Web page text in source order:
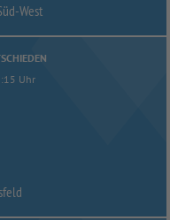
West
Uhr